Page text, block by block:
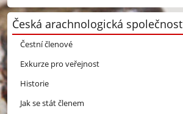
Česká arachnologická společnost
Čestní členové
Exkurze pro veřejnost
Historie
Jak se stát členem